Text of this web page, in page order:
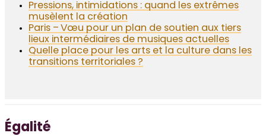
Pressions, intimidations : quand les extrêmes
musèlent la création
Paris – Vœu pour un plan de soutien aux tiers
lieux intermédiaires de musiques actuelles
Quelle place pour les arts et la culture dans les
transitions territoriales ?
Égalité